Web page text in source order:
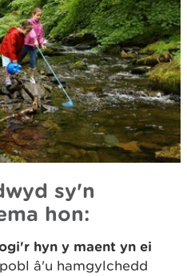
sy'n
hon:
hyn y maent yn ei
â'u hamgylchedd